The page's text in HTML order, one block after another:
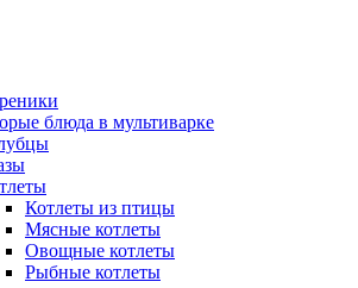
блюда в мультиварке
Котлеты из птицы
Мясные котлеты
Овощные котлеты
Рыбные котлеты